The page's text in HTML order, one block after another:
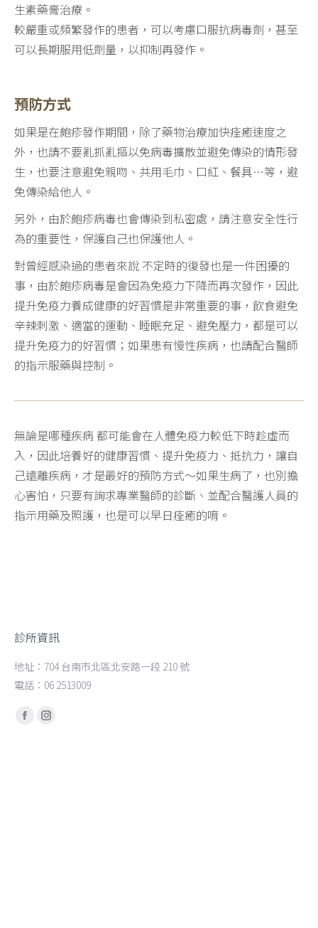
生素藥膏治療。
較嚴重或頻繁發作的患者，可以考慮口服抗病毒劑，甚至
可以長期服用低劑量，以抑制再發作。
預防方式
如果是在皰疹發作期間，除了藥物治療加快痊癒速度之
外，也請不要亂抓亂摳以免病毒擴散並避免傳染的情形發
生，也要注意避免親吻、共用毛巾、口紅、餐具…等，避
免傳染給他人。
另外，由於皰疹病毒也會傳染到私密處，請注意安全性行
為的重要性，保護自己也保護他人。
對曾經感染過的患者來說 不定時的復發也是一件困擾的
事，由於皰疹病毒是會因為免疫力下降而再次發作，因此
提升免疫力養成健康的好習慣是非常重要的事，飲食避免
辛辣刺激、適當的運動、睡眠充足、避免壓力，都是可以
提升免疫力的好習慣；如果患有慢性疾病，也請配合醫師
的指示服藥與控制。
無論是哪種疾病 都可能會在人體免疫力較低下時趁虛而
入，因此培養好的健康習慣、提升免疫力、抵抗力，讓自
己遠離疾病，才是最好的預防方式～如果生病了，也別擔
心害怕，只要有詢求專業醫師的診斷、並配合醫護人員的
指示用藥及照護，也是可以早日痊癒的唷。
診所資訊
地址：704 台南市北區北安路一段 210 號
電話：06 2513009
Find us on:
FacebookInstagram